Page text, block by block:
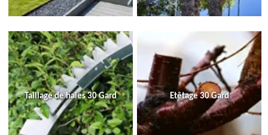
Taillage de haies 30 Gard Etêtage 30 Gard